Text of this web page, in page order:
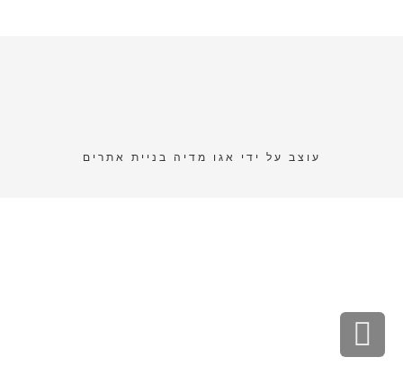
עוצב על ידי אגו מדיה בניית אתרים
לראש